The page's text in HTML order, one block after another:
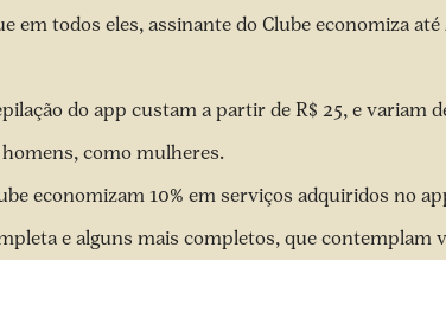
em todos eles, assinante do Clube economiza
do app custam a partir de R$ 25, e variam
como mulheres.
economizam 10% em serviços adquiridos no
e alguns mais completos, que contemplam